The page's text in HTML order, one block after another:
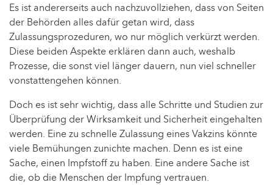
Es ist andererseits auch nachzuvollziehen, dass von Seiten
der Behörden alles dafür getan wird, dass
Zulassungsprozeduren, wo nur möglich verkürzt werden.
Diese beiden Aspekte erklären dann auch, weshalb
Prozesse, die sonst viel länger dauern, nun viel schneller
vonstattengehen können.
Doch es ist sehr wichtig, dass alle Schritte und Studien zur
Überprüfung der Wirksamkeit und Sicherheit eingehalten
werden. Eine zu schnelle Zulassung eines Vakzins könnte
viele Bemühungen zunichte machen. Denn es ist eine
Sache, einen Impfstoff zu haben. Eine andere Sache ist
die, ob die Menschen der Impfung vertrauen.